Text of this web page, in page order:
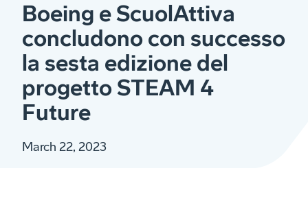
Boeing e ScuolAttiva
concludono con successo
la sesta edizione del
progetto STEAM 4
Future
March 22, 2023